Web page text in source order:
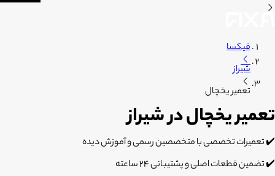
فیکسا
شیراز
تعمیر یخچال
تعمیر یخچال در شیراز
✔️ تعمیرات تخصصی با متخصصین رسمی و آموزش دیده
✔️ تضمین قطعات اصلی و پشتیبانی 24 ساعته